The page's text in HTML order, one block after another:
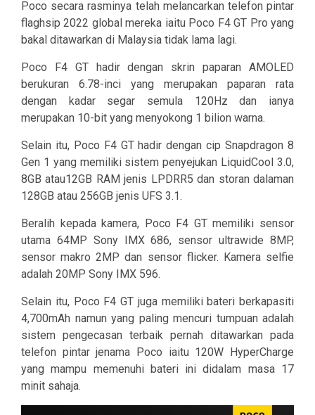
Poco secara rasminya telah melancarkan telefon pintar
flaghsip 2022 global mereka iaitu Poco F4 GT Pro yang
bakal ditawarkan di Malaysia tidak lama lagi.
Poco F4 GT hadir dengan skrin paparan AMOLED
berukuran 6.78-inci yang merupakan paparan rata
dengan kadar segar semula 120Hz dan ianya
merupakan 10-bit yang menyokong 1 bilion warna.
Selain itu, Poco F4 GT hadir dengan cip Snapdragon 8
Gen 1 yang memiliki sistem penyejukan LiquidCool 3.0,
8GB atau12GB RAM jenis LPDRR5 dan storan dalaman
128GB atau 256GB jenis UFS 3.1.
Beralih kepada kamera, Poco F4 GT memiliki sensor
utama 64MP Sony IMX 686, sensor ultrawide 8MP,
sensor makro 2MP dan sensor flicker. Kamera selfie
adalah 20MP Sony IMX 596.
Selain itu, Poco F4 GT juga memiliki bateri berkapasiti
4,700mAh namun yang paling mencuri tumpuan adalah
sistem pengecasan terbaik pernah ditawarkan pada
telefon pintar jenama Poco iaitu 120W HyperCharge
yang mampu memenuhi bateri ini didalam masa 17
minit sahaja.